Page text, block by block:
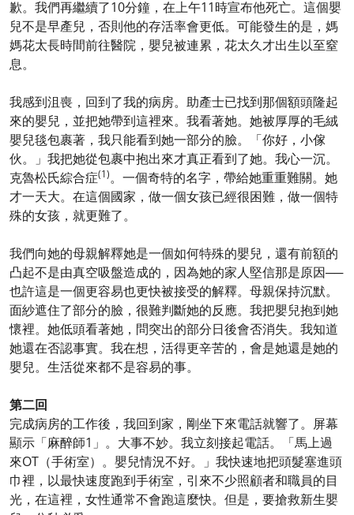
歉。我們再繼續了10分鐘，在上午11時宣布他死亡。這個嬰
兒不是早產兒，否則他的存活率會更低。可能發生的是，媽
媽花太長時間前往醫院，嬰兒被連累，花太久才出生以至窒
息。
我感到沮喪，回到了我的病房。助產士已找到那個額頭隆起
來的嬰兒，並把她帶到這裡來。我看著她。她被厚厚的毛絨
嬰兒毯包裹著，我只能看到她一部分的臉。「你好，小傢
伙。」我把她從包裹中抱出來才真正看到了她。我心一沉。
克魯松氏綜合症(1)。一個奇特的名字，帶給她重重難關。她
才一天大。在這個國家，做一個女孩已經很困難，做一個特
殊的女孩，就更難了。
我們向她的母親解釋她是一個如何特殊的嬰兒，還有前額的
凸起不是由真空吸盤造成的，因為她的家人堅信那是原因──
也許這是一個更容易也更快被接受的解釋。母親保持沉默。
面紗遮住了部分的臉，很難判斷她的反應。我把嬰兒抱到她
懷裡。她低頭看著她，問突出的部分日後會否消失。我知道
她還在否認事實。我在想，活得更辛苦的，會是她還是她的
嬰兒。生活從來都不是容易的事。
第二回
完成病房的工作後，我回到家，剛坐下來電話就響了。屏幕
顯示「麻醉師1」。大事不妙。我立刻接起電話。「馬上過
來OT（手術室）。嬰兒情況不好。」我快速地把頭髮塞進頭
巾裡，以最快速度跑到手術室，引來不少照顧者和職員的目
光，在這裡，女性通常不會跑這麼快。但是，要搶救新生嬰